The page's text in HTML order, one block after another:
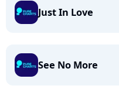
Just In Love
See No More